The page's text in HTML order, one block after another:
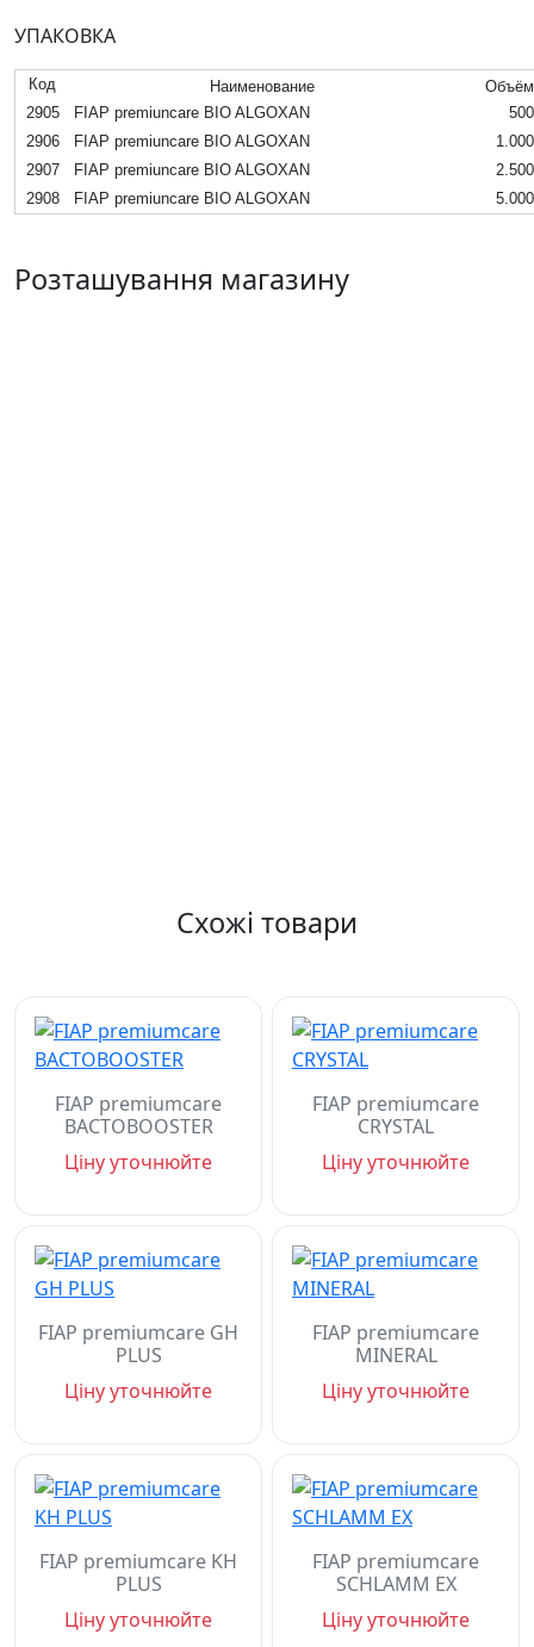
УПАКОВКА
Код Наименование
Объём
2905
FIAP premiuncare BIO ALGOXAN
2906
FIAP premiuncare BIO ALGOXAN
2907
FIAP premiuncare BIO ALGOXAN
2908
FIAP premiuncare BIO ALGOXAN
Розташування магазину
Схожі товари
FIAP premiumcare
BACTOBOOSTER
Ціну уточнюйте
FIAP premiumcare
CRYSTAL
Ціну уточнюйте
FIAP premiumcare GH
PLUS
Ціну уточнюйте
FIAP premiumcare
MINERAL
Ціну уточнюйте
FIAP premiumcare KH
PLUS
Ціну уточнюйте
FIAP premiumcare
SCHLAMM EX
Ціну уточнюйте